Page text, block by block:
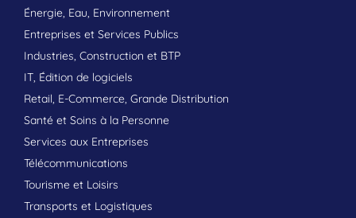
Énergie, Eau, Environnement
Entreprises et Services Publics
Industries, Construction et BTP
IT, Édition de logiciels
Retail, E-Commerce, Grande Distribution
Santé et Soins à la Personne
Services aux Entreprises
Télécommunications
Tourisme et Loisirs
Transports et Logistiques